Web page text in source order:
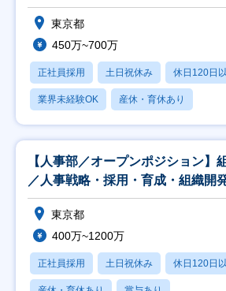
東京都
450万~700万
正社員採用 土日祝休み 休日120日
業界未経験OK 産休・育休あり
【人事部／オープンポジション】
／人事戦略・採用・育成・組織開
Ops領域
東京都
400万~1200万
正社員採用 土日祝休み 休日120日